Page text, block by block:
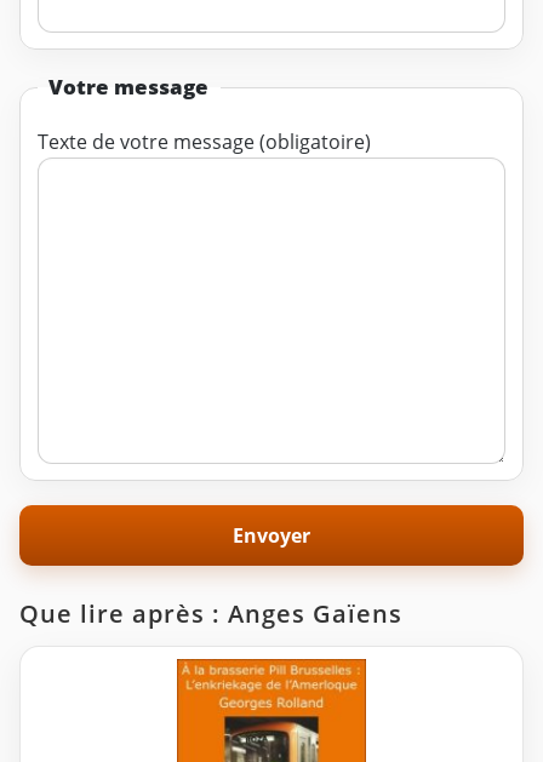
Votre message
Texte de votre message (obligatoire)
Que lire après : Anges Gaïens